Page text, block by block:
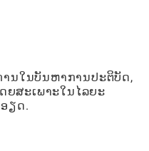
ນໃນບັນຫາການປະຕິບັດ,
ຍສະເພາະໃນໄລຍະ
ຽດ.